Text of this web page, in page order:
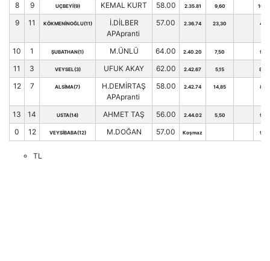
8 9 UÇBEYİ(9) KEMAL KURT 58.00 2.35.81 9,60 106
9 11 KÖKMENİNOĞLU(11)
İ.DİLBER
APApranti
57.00 2.36.74 23,30 48
10 1 ŞUBATHAN(1) M.ÜNLÜ 64.00 2.40.20 7,50 94
11 3 VEYSEL(3) UFUK AKAY 62.00 2.42.67 5,15 80
12 7 ALSİMA(7)
H.DEMİRTAŞ
APApranti
58.00 2.42.74 14,85 86
13 14 USTA(14) AHMET TAŞ 56.00 2.44.02 5,50 96
0 12 VEYSİBABA(12) M.DOĞAN 57.00 Koşmaz 91
TL